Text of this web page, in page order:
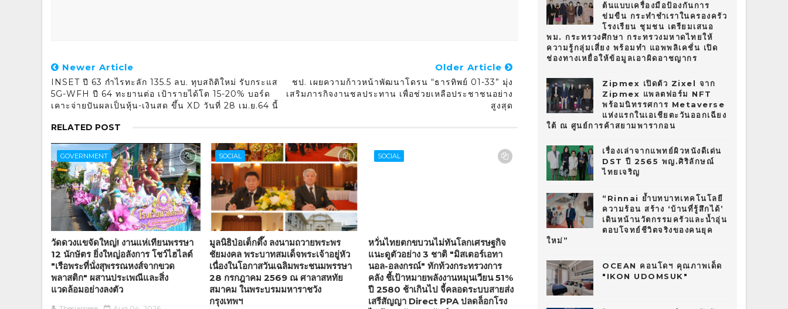
Newer Article
INSET ปี 63 กำไรทะลัก 135.5 ลบ. ทุบสถิติใหม่ รับกระแส
5G-WFH ปี 64 ทะยานต่อ เป้ารายได้โต 15-20% บอร์ด
เคาะจ่ายปันผลเป็นหุ้น-เงินสด ขึ้น XD วันที่ 28 เม.ย.64 นี้
Older Article
ชป. เผยความก้าวหน้าพัฒนาโดรน “ธารทิพย์ 01-33” มุ่ง
เสริมภารกิจงานชลประทาน เพื่อช่วยเหลือประชาชนอย่าง
สูงสุด
RELATED POST
GOVERNMENT
วัดดวงแขจัดใหญ่! งานแห่เทียนพรรษา
12 นักษัตร ยิ่งใหญ่อลังการ โชว์ไฮไลต์
"เรือพระที่นั่งสุพรรณหงส์จากขวด
พลาสติก" ผสานประเพณีและสิ่ง
แวดล้อมอย่างลงตัว
SOCIAL
มูลนิธิป่อเต็กตึ๊ง ลงนามถวายพระพร
ชัยมงคล พระบาทสมเด็จพระเจ้าอยู่หัว
เนื่องในโอกาสวันเฉลิมพระชนมพรรษา
28 กรกฎาคม 2569 ณ ศาลาสหทัย
สมาคม ในพระบรมมหาราชวัง
กรุงเทพฯ
SOCIAL
หวั่นไทยตกขบวนไม่ทันโลกเศรษฐกิจ
แนะดูตัวอย่าง 3 ชาติ "มิสเตอร์เอทา
นอล-อลงกรณ์" ทักท้วงกระทรวงการ
คลัง ชี้เป้าหมายพลังงานหมุนเวียน 51%
ปี 2580 ช้าเกินไป จี้คลอดระบบสายส่ง
เสรีสัญญา Direct PPA ปลดล็อกโรง
ต้นแบบเครื่องมือป้องกันการ
ข่มขืน กระทำชำเราในครองครัว
โรงเรียน ชุมชน เตรียมเสนอ
พม. กระทรวงศึกษา กระทรวงมหาดไทยให้
ความรู้กลุ่มเสี่ยง พร้อมทำ แอพพลิเคชั่น เปิด
ช่องทางเหยื่อให้ข้อมูลเอาผิดอาชญากร
Zipmex เปิดตัว Zixel จาก
Zipmex แพลตฟอร์ม NFT
พร้อมนิทรรศการ Metaverse
แห่งแรกในเอเชียตะวันออกเฉียง
ใต้ ณ ศูนย์การค้าสยามพารากอน
เรื่องเล่าจากแพทย์ผิวหนังดีเด่น
DST ปี 2565 พญ.ศิริลักษณ์
ไทยเจริญ
“Rinnai ย้ำบทบาทเทคโนโลยี
ความร้อน สร้าง ‘บ้านที่รู้สึกได้’
เดินหน้านวัตกรรมครัวและน้ำอุ่น
ตอบโจทย์ชีวิตจริงของคนยุค
ใหม่”
OCEAN คอนโดฯ คุณภาพเด็ด
"IKON UDOMSUK"